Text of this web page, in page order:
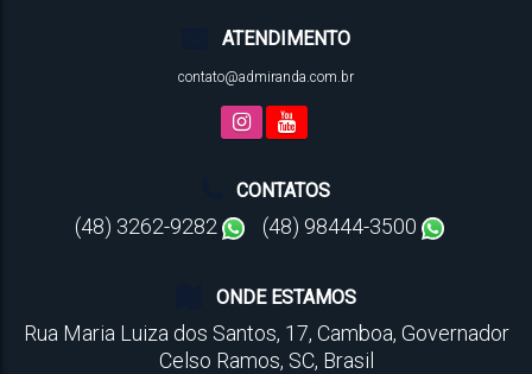
ATENDIMENTO
contato@admiranda.com.br
CONTATOS
(48) 3262-9282 (48) 98444-3500
ONDE ESTAMOS
Rua Maria Luiza dos Santos, 17, Camboa, Governador
Celso Ramos, SC, Brasil